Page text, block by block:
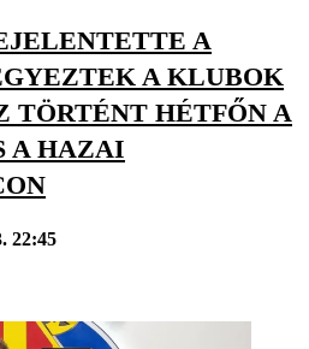
A
A KLUBOK
TÖRTÉNT HÉTFŐN A
A HAZAI
22:45